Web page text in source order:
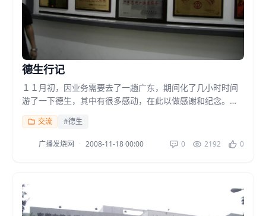
德生行记
１１月初，因业务需要去了一趟广东，期间化了几小时时间
游了一下德生，其中有很多感动，在此以做感谢和纪念。感
谢梁总的热情邀请和安排，感谢老樊的全面介绍与陪同，还
要感...交流 #德生
广播发烧网 · 2008-11-18 00:00 0 2192 0